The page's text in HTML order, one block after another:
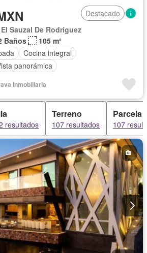
Destacado
Sauzal De Rodríguez
Baños
105 m²
Cocina integral
panorámica
Inmobiliaria
resultados
Terreno
107 resultados
Parcela
107